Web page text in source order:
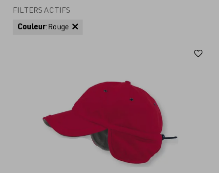
FILTERS ACTIFS
Couleur:Rouge